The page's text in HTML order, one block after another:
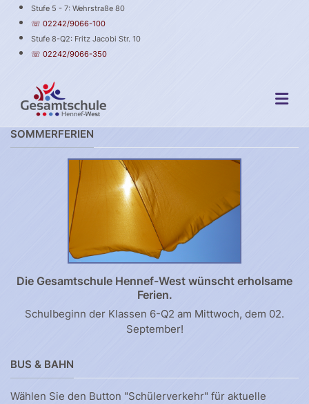
Stufe 5 - 7: Wehrstraße 80
☏ 02242/9066-100
Stufe 8-Q2: Fritz Jacobi Str. 10
☏ 02242/9066-350
SOMMERFERIEN
Die Gesamtschule Hennef-West wünscht erholsame
Ferien.
Schulbeginn der Klassen 6-Q2 am Mittwoch, dem 02.
September!
BUS & BAHN
Wählen Sie den Button "Schülerverkehr" für aktuelle